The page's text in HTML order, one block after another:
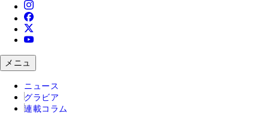
メニュ
ニュース
グラビア
連載コラム